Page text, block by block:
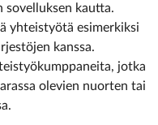
kautta.
yhteistyötä esimerkiksi
kanssa.
jotka
olevien nuorten tai